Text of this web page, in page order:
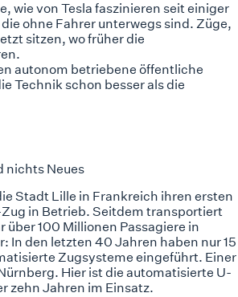
wie von Tesla faszinieren seit einiger
ohne Fahrer unterwegs sind. Züge,
sitzen, wo früher die
autonom betriebene öffentliche
Technik schon besser als die
nichts Neues
Stadt Lille in Frankreich ihren ersten
in Betrieb. Seitdem transportiert
über 100 Millionen Passagiere in
In den letzten 40 Jahren haben nur15
Zugsysteme eingeführt. Einer
Hier ist die automatisierte U-
zehn Jahren im Einsatz.